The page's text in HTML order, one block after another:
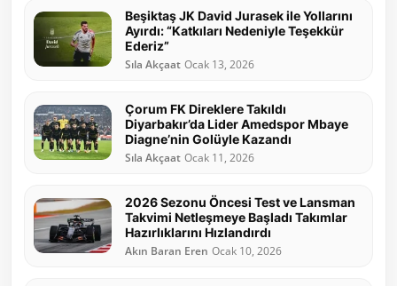
Beşiktaş JK David Jurasek ile Yollarını
Ayırdı: “Katkıları Nedeniyle Teşekkür
Ederiz”
Sıla Akçaat Ocak 13, 2026
Çorum FK Direklere Takıldı
Diyarbakır’da Lider Amedspor Mbaye
Diagne’nin Golüyle Kazandı
Sıla Akçaat Ocak 11, 2026
2026 Sezonu Öncesi Test ve Lansman
Takvimi Netleşmeye Başladı Takımlar
Hazırlıklarını Hızlandırdı
Akın Baran Eren Ocak 10, 2026